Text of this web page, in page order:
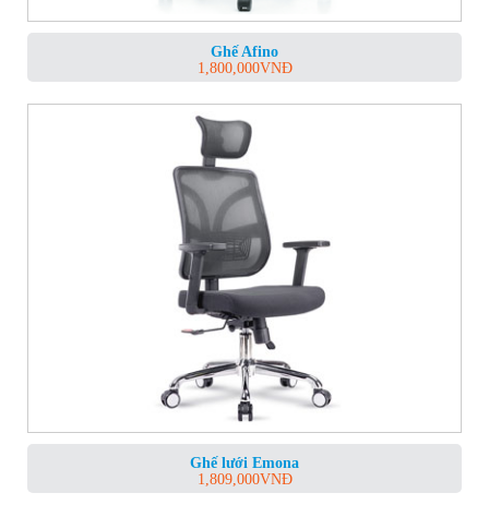
Ghế Afino
1,800,000VNĐ
Ghế lưới Emona
1,809,000VNĐ